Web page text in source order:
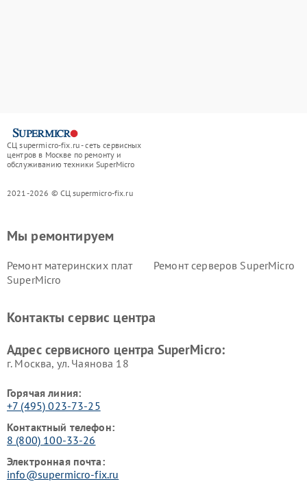
СЦ supermicro-fix.ru - сеть сервисных
центров в Москве по ремонту и
обслуживанию техники SuperMicro
2021-2026 © СЦ supermicro-fix.ru
Мы ремонтируем
Ремонт материнских плат
SuperMicro
Ремонт серверов SuperMicro
Контакты сервис центра
Адрес сервисного центра SuperMicro:
г. Москва, ул. Чаянова 18
Горячая линия:
+7 (495) 023-73-25
Контактный телефон:
8 (800) 100-33-26
Электронная почта:
info@supermicro-fix.ru